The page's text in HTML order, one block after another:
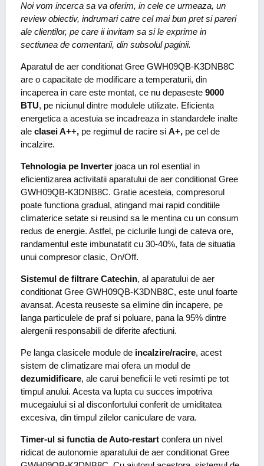
Noi vom incerca sa va oferim, in cele ce urmeaza, un
review obiectiv, indrumari catre cel mai bun pret si pareri
ale clientilor, pe care ii invitam sa si le exprime in
sectiunea de comentarii, din subsolul paginii.
Aparatul de aer conditionat Gree GWH09QB-K3DNB8C
are o capacitate de modificare a temperaturii, din
incaperea in care este montat, ce nu depaseste 9000
BTU, pe niciunul dintre modulele utilizate. Eficienta
energetica a acestuia se incadreaza in standardele inalte
ale clasei A++, pe regimul de racire si A+, pe cel de
incalzire.
Tehnologia pe Inverter joaca un rol esential in
eficientizarea activitatii aparatului de aer conditionat Gree
GWH09QB-K3DNB8C. Gratie acesteia, compresorul
poate functiona gradual, atingand mai rapid conditiile
climaterice setate si reusind sa le mentina cu un consum
redus de energie. Astfel, pe ciclurile lungi de cateva ore,
randamentul este imbunatatit cu 30-40%, fata de situatia
unui compresor clasic, On/Off.
Sistemul de filtrare Catechin, al aparatului de aer
conditionat Gree GWH09QB-K3DNB8C, este unul foarte
avansat. Acesta reuseste sa elimine din incapere, pe
langa particulele de praf si poluare, pana la 95% dintre
alergenii responsabili de diferite afectiuni.
Pe langa clasicele module de incalzire/racire, acest
sistem de climatizare mai ofera un modul de
dezumidificare, ale carui beneficii le veti resimti pe tot
timpul anului. Acesta va lupta cu succes impotriva
mucegaiului si al disconfortului conferit de umiditatea
excesiva, din timpul zilelor caniculare de vara.
Timer-ul si functia de Auto-restart confera un nivel
ridicat de autonomie aparatului de aer conditionat Gree